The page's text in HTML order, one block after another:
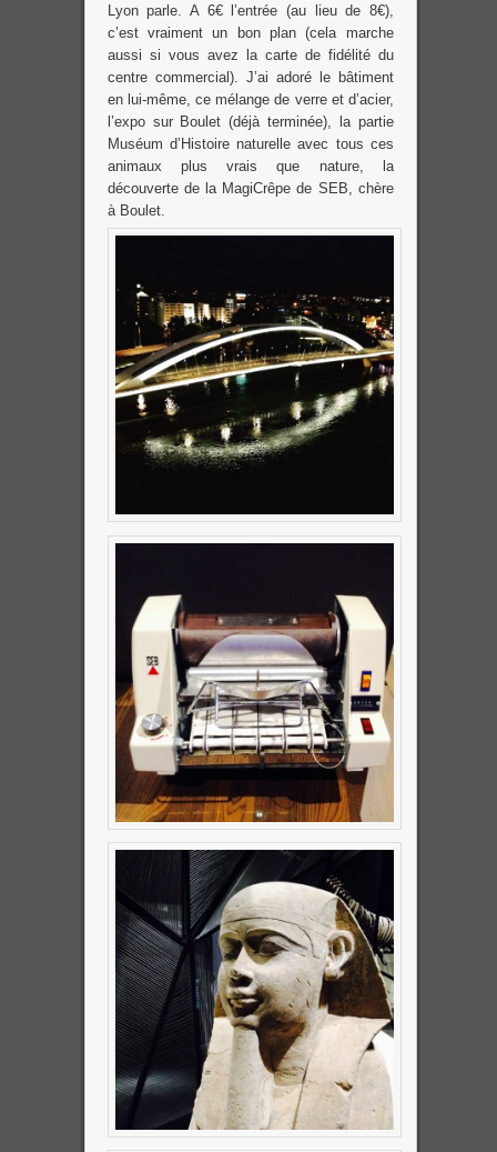
Lyon parle. A 6€ l’entrée (au lieu de 8€),
c’est vraiment un bon plan (cela marche
aussi si vous avez la carte de fidélité du
centre commercial). J’ai adoré le bâtiment
en lui-même, ce mélange de verre et d’acier,
l’expo sur Boulet (déjà terminée), la partie
Muséum d’Histoire naturelle avec tous ces
animaux plus vrais que nature, la
découverte de la MagiCrêpe de SEB, chère
à Boulet.